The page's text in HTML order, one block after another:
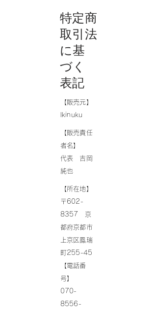
特定商
取引法
に基
づく
表記
【販売元】
Ikinuku
【販売責任
者名】
代表 吉岡
純也
【所在地】
〒602-
8357 京
都府京都市
上京区鳳瑞
町255-45
【電話番
号】
070-
8556-